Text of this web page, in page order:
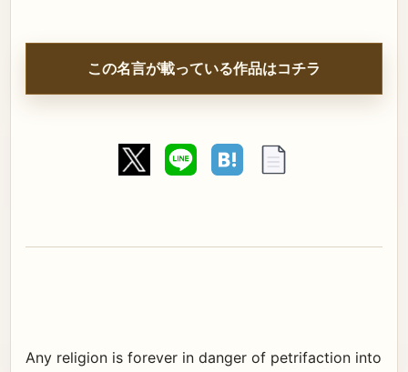
この名言が載っている作品はコチラ
Any religion is forever in danger of petrifaction into